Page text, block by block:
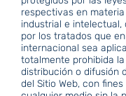
respectivas en
industrial e intelectual,
por los tratados que
internacional sea
totalmente prohibida
distribución o difusión
del Sitio Web, con